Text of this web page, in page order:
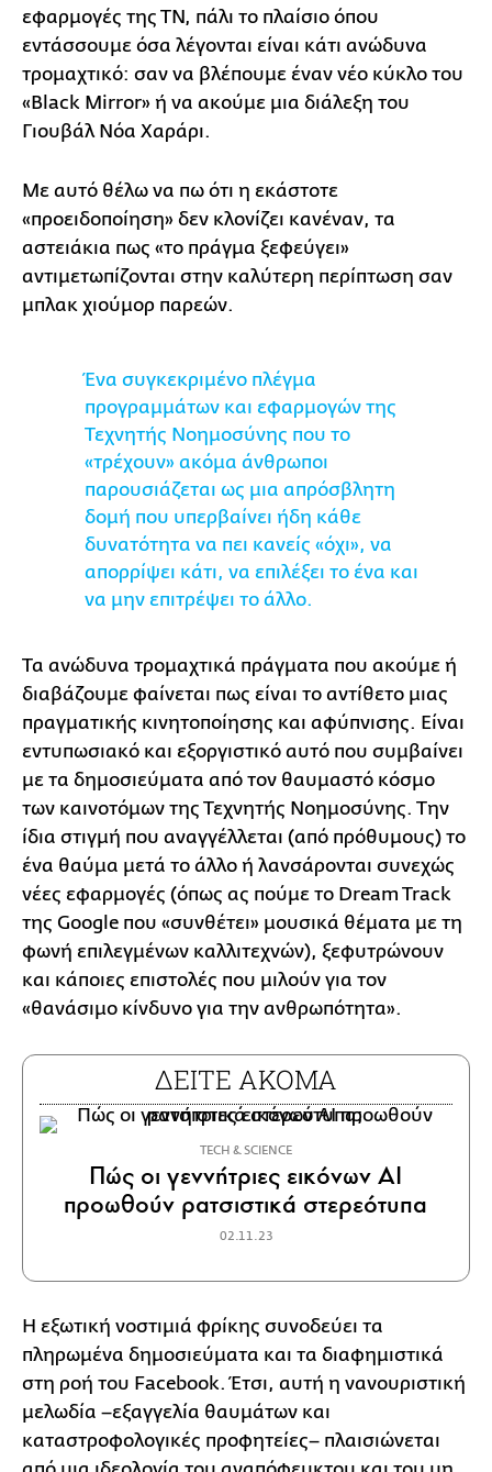
εφαρμογές της ΤΝ, πάλι το πλαίσιο όπου
εντάσσουμε όσα λέγονται είναι κάτι ανώδυνα
τρομαχτικό: σαν να βλέπουμε έναν νέο κύκλο του
«Black Mirror» ή να ακούμε μια διάλεξη του
Γιουβάλ Νόα Χαράρι.
Με αυτό θέλω να πω ότι η εκάστοτε
«προειδοποίηση» δεν κλονίζει κανέναν, τα
αστειάκια πως «το πράγμα ξεφεύγει»
αντιμετωπίζονται στην καλύτερη περίπτωση σαν
μπλακ χιούμορ παρεών.
Ένα συγκεκριμένο πλέγμα
προγραμμάτων και εφαρμογών της
Τεχνητής Νοημοσύνης που το
«τρέχουν» ακόμα άνθρωποι
παρουσιάζεται ως μια απρόσβλητη
δομή που υπερβαίνει ήδη κάθε
δυνατότητα να πει κανείς «όχι», να
απορρίψει κάτι, να επιλέξει το ένα και
να μην επιτρέψει το άλλο.
Τα ανώδυνα τρομαχτικά πράγματα που ακούμε ή
διαβάζουμε φαίνεται πως είναι το αντίθετο μιας
πραγματικής κινητοποίησης και αφύπνισης. Είναι
εντυπωσιακό και εξοργιστικό αυτό που συμβαίνει
με τα δημοσιεύματα από τον θαυμαστό κόσμο
των καινοτόμων της Τεχνητής Νοημοσύνης. Την
ίδια στιγμή που αναγγέλλεται (από πρόθυμους) το
ένα θαύμα μετά το άλλο ή λανσάρονται συνεχώς
νέες εφαρμογές (όπως ας πούμε το Dream Track
της Google που «συνθέτει» μουσικά θέματα με τη
φωνή επιλεγμένων καλλιτεχνών), ξεφυτρώνουν
και κάποιες επιστολές που μιλούν για τον
«θανάσιμο κίνδυνο για την ανθρωπότητα».
ΔΕΙΤΕ ΑΚΟΜΑ
ΤECH & SCIENCE
Πώς οι γεννήτριες εικόνων AI
προωθούν ρατσιστικά στερεότυπα
02.11.23
Η εξωτική νοστιμιά φρίκης συνοδεύει τα
πληρωμένα δημοσιεύματα και τα διαφημιστικά
στη ροή του Facebook. Έτσι, αυτή η νανουριστική
μελωδία –εξαγγελία θαυμάτων και
καταστροφολογικές προφητείες– πλαισιώνεται